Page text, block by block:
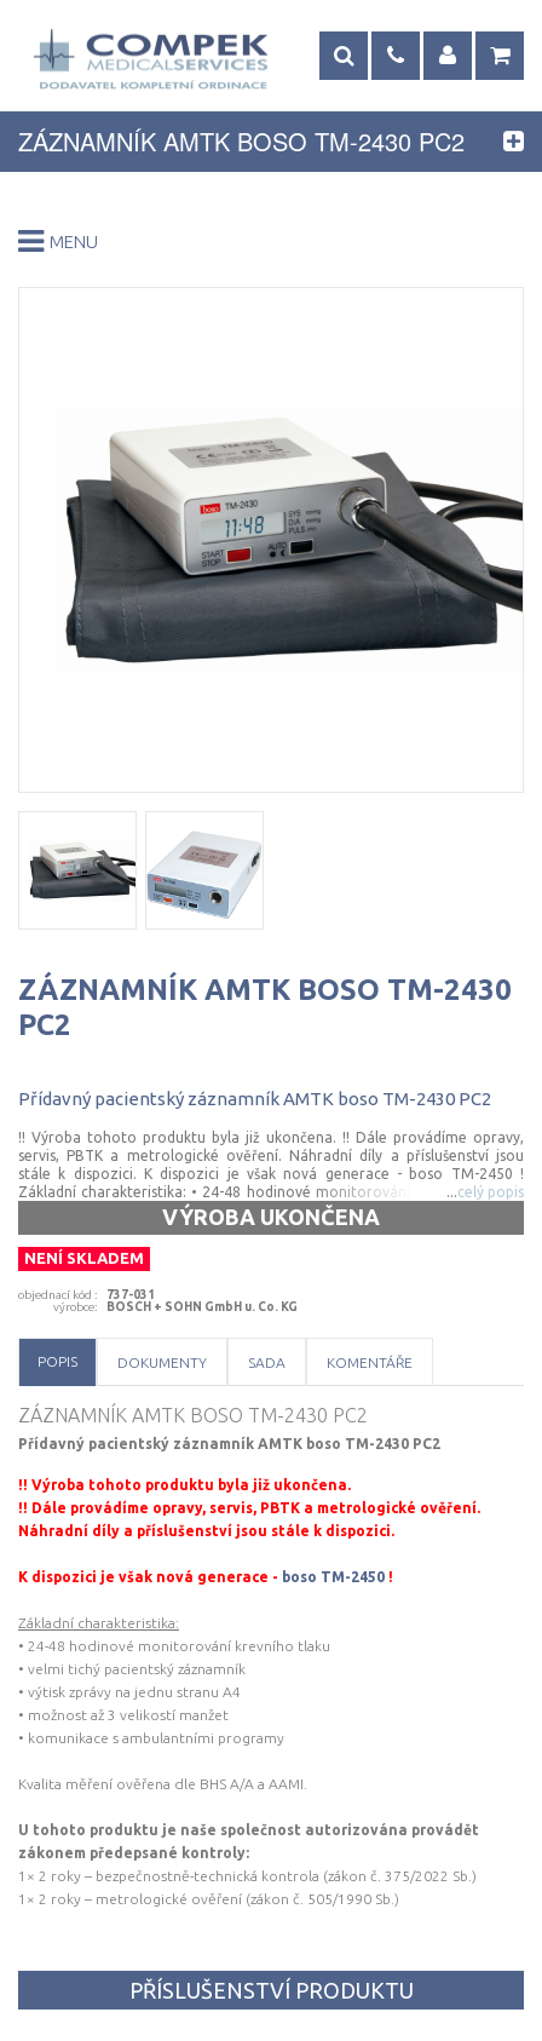
ZÁZNAMNÍK AMTK BOSO TM-2430 PC2
ZÁZNAMNÍK AMTK BOSO TM-2430
PC2
Přídavný pacientský záznamníkAMTK boso TM-2430 PC2
!! Výroba tohoto produktu byla již ukončena. !! Dále provádíme opravy,
servis, PBTK a metrologické ověření. Náhradní díly a příslušenství jsou
stále k dispozici. K dispozici je však nová generace - boso TM-2450 !
Základní charakteristika: • 24-48 hodinové monitorování krevního tlaku •
velmi tichý pacientský záznamník • výtisk zprávy na jednu stranu A4 •
možnost až 3 velikostí manžet • komunikace s ambulantními programy
Kvalita měření ověřena dle BHS A/A a AAMI. U tohoto produktu je naše
společnost autorizována provádět zákonem předepsané kontroly: 1× 2
– metrologické ověření (zákon č. 505/1990 Sb.)
...celý popis
VÝROBA UKONČENA
NENÍ SKLADEM
objednací kód :
737-031
výrobce: BOSCH + SOHN GmbH u. Co. KG
POPIS DOKUMENTY SADA KOMENTÁŘE
ZÁZNAMNÍK AMTK BOSO TM-2430 PC2
Přídavný pacientský záznamník AMTK boso TM-2430 PC2
!! Výroba tohoto produktu byla již ukončena.
!! Dále provádíme opravy, servis, PBTK a metrologické ověření.
Náhradní díly a příslušenství jsou stále k dispozici.
K dispozici je však nová generace - boso TM-2450 !
Základní charakteristika:
• 24-48 hodinové monitorování krevního tlaku
• velmi tichý pacientský záznamník
• výtisk zprávy na jednu stranu A4
• možnost až 3 velikostí manžet
• komunikace s ambulantními programy
Kvalita měření ověřena dle BHS A/A a AAMI.
U tohoto produktu je naše společnost autorizována provádět
zákonem předepsané kontroly:
1× 2 roky – bezpečnostně-technická kontrola (zákon č. 375/2022 Sb.)
1× 2 roky – metrologické ověření (zákon č. 505/1990 Sb.)
PŘÍSLUŠENSTVÍ PRODUKTU
MENU